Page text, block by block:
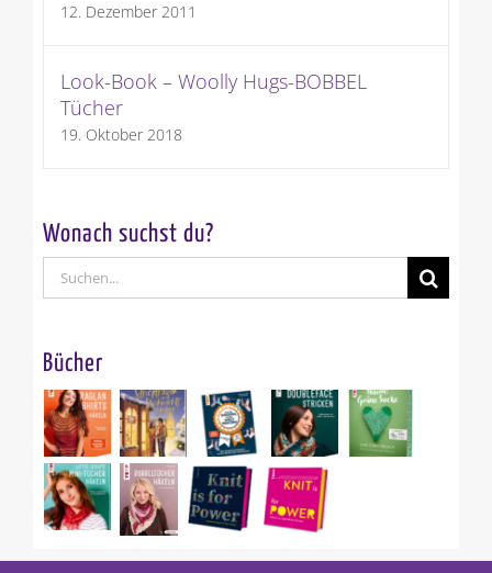
12. Dezember 2011
Look-Book – Woolly Hugs-BOBBEL
Tücher
19. Oktober 2018
Wonach suchst du?
Suche
nach:
Bücher